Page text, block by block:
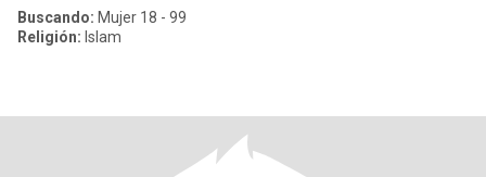
Buscando: Mujer 18 - 99
Religión: Islam